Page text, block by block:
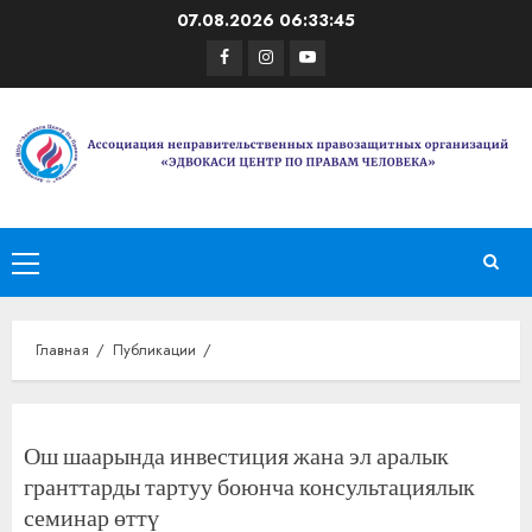
07.08.2026 06:33:46
Facebook
Instagram
Youtube
Основное
меню
Главная Публикации
Ош шаарында инвестиция жана эл аралык
гранттарды тартуу боюнча консультациялык
семинар өттү